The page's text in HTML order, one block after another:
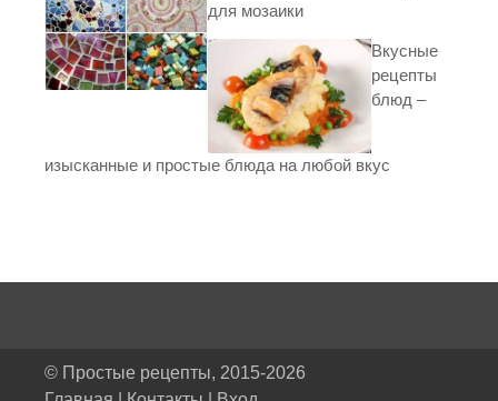
для мозаики
Вкусные
рецепты
блюд –
изысканные и простые блюда на любой вкус
© Простые рецепты, 2015-2026